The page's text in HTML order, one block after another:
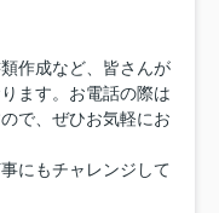
作成など、皆さんが
ます。お電話の際は
で、ぜひお気軽にお
にもチャレンジして